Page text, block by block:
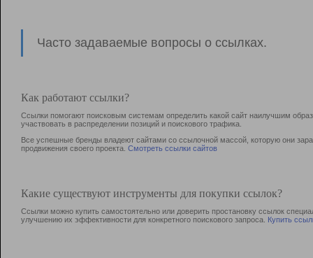
Часто задаваемые вопросы о ссылках.
Как работают ссылки?
Ссылки помогают поисковым системам определить какой сайт наилучшим
участвовать в раcпределении позиций и поискового трафика.
Все успешные бренды владеют сайтами со ссылочной массой, которую они
продвижения своего проекта. Смотреть ссылки сайтов
Какие существуют инструменты для покупки ссылок?
Ссылки можно купить самостоятельно или доверить простановку ссылок
улучшению их эффективности для конкретного поискового запроса. Купить